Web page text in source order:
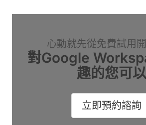
心動就先從免費試用開
對Google
趣的您可以
立即預約諮詢